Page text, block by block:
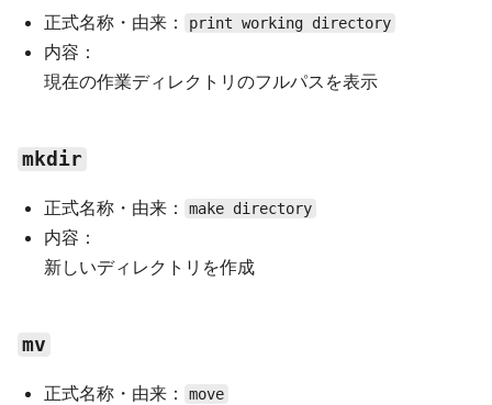
正式名称・由来： print working directory
内容：
現在の作業ディレクトリのフルパスを表示
mkdir
正式名称・由来： make directory
内容：
新しいディレクトリを作成
mv
正式名称・由来： move